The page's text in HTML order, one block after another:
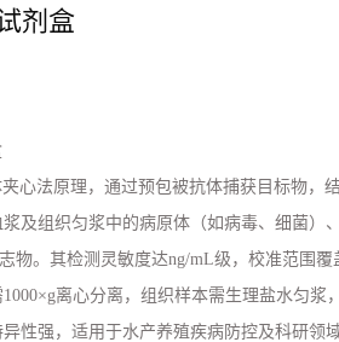
剂盒
心法原理，通过预包被抗体捕获目标物，
及组织匀浆中的病原体（如病毒、细菌）
物。其检测灵敏度达ng/mL级，校准范围覆
离心分离，组织样本需生理盐水匀
性强，适用于水产养殖疾病防控及科研领域